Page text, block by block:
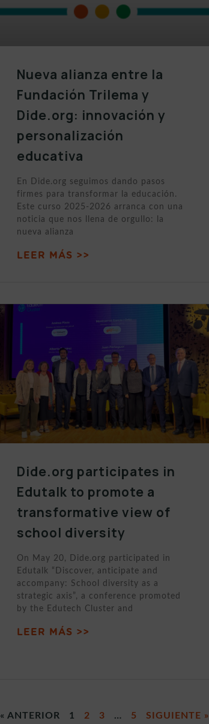
Nueva alianza entre la
Fundación Trilema y
Dide.org: innovación y
personalización
educativa
En Dide.org seguimos dando pasos
firmes para transformar la educación.
Este curso 2025-2026 arranca con una
noticia que nos llena de orgullo: la
nueva alianza
LEER MÁS >>
Dide.org participates in
Edutalk to promote a
transformative view of
school diversity
On May 20, Dide.org participated in
Edutalk “Discover, anticipate and
accompany: School diversity as a
strategic axis”, a conference promoted
by the Edutech Cluster and
LEER MÁS >>
« ANTERIOR 1 2 3 … 5 SIGUIENTE »